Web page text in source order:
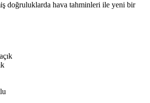
doğruluklarda hava tahminleri ile yeni bir